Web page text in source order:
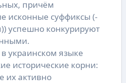
причём
исконные суффиксы (-
успешно конкурируют
украинском языке
исторические корни:
их активно